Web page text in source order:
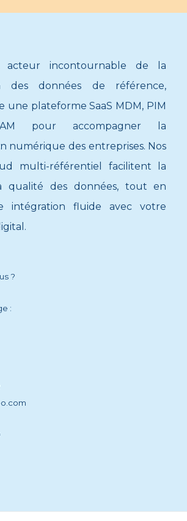
acteur incontournable de la
des données de référence,
une plateforme SaaS MDM, PIM
pour accompagner la
numérique des entreprises. Nos
multi-référentiel facilitent la
qualité des données, tout en
intégration fluide avec votre
?
: